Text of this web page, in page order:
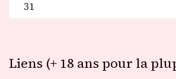
31
Liens (+ 18 ans pour la